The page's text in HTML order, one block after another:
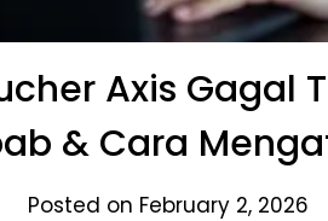
Axis Gagal
& Cara
Posted on February 2, 2026